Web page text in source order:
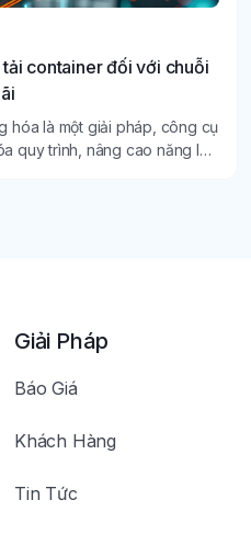
container đối với chuỗi
hóa là một giải pháp, công cụ
quy trình, nâng cao năng lực
Giải Pháp
Báo Giá
Khách Hàng
Tin Tức